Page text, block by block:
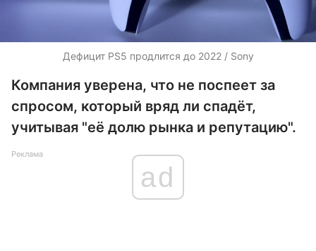
Дефицит PS5 продлится до 2022 / Sony
Компания уверена, что не поспеет за
спросом, который вряд ли спадёт,
учитывая "её долю рынка и репутацию".
Реклама
ad